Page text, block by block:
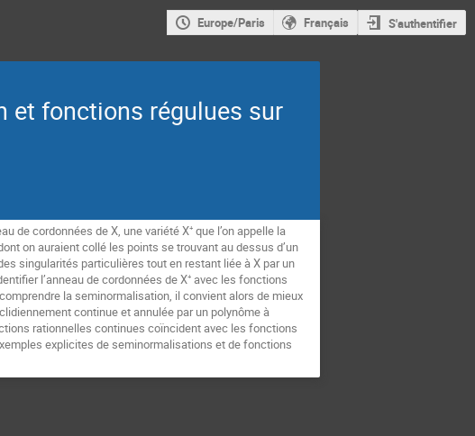
Europe/Paris Français S'authentifier
et fonctions régulues sur
de cordonnées de X, une variété X⁺ que l’on appelle la
on auraient collé les points se trouvant au dessus d’un
singularités particulières tout en restant liée à X par un
l’anneau de cordonnées de X⁺ avec les fonctions
la seminormalisation, il convient alors de mieux
continue et annulée par un polynôme à
rationnelles continues coïncident avec les fonctions
explicites de seminormalisations et de fonctions